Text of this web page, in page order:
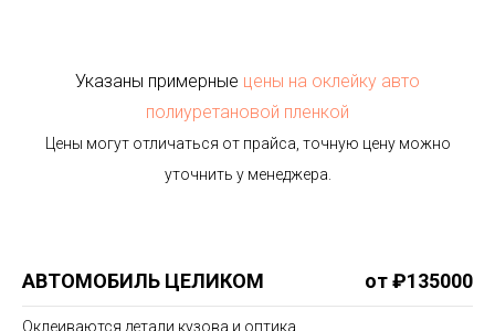
Указаны примерные цены на оклейку авто
полиуретановой пленкой
Цены могут отличаться от прайса, точную цену можно
уточнить у менеджера.
АВТОМОБИЛЬ ЦЕЛИКОМ от ₽135000
Оклеиваются детали кузова и оптика